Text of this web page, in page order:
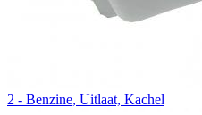
2 - Benzine, Uitlaat, Kachel